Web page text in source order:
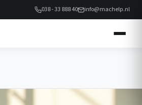
038 - 33 888 40 info@machelp.nl